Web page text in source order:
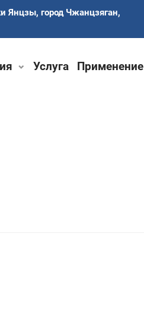
Янцзы, город Чжанцзяган,
Услуга Применение